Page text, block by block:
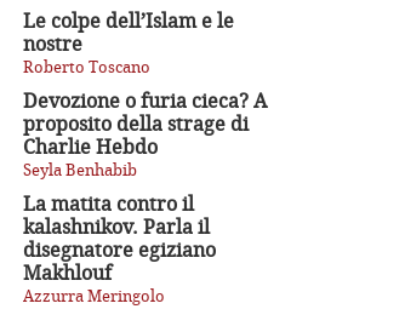
Le colpe dell’Islam e le
nostre
Roberto Toscano
Devozione o furia cieca? A
proposito della strage di
Charlie Hebdo
Seyla Benhabib
La matita contro il
kalashnikov. Parla il
disegnatore egiziano
Makhlouf
Azzurra Meringolo